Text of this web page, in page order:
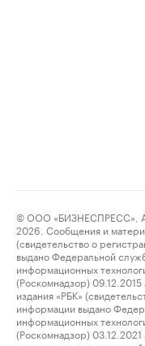
© ООО «БИЗНЕСПРЕСС»,
2026. Сообщения и
(свидетельство о
выдано Федеральной
информационных
(Роскомнадзор)
издания «РБК»
информации выдано
информационных
(Роскомнадзор)